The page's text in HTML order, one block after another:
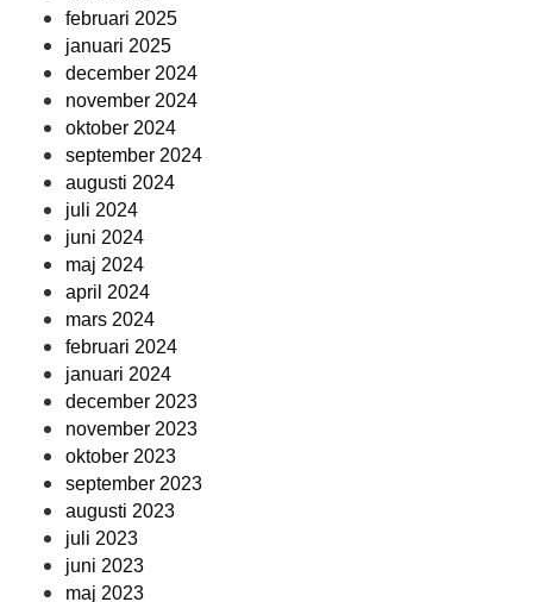
februari 2025
januari 2025
december 2024
november 2024
oktober 2024
september 2024
augusti 2024
juli 2024
juni 2024
maj 2024
april 2024
mars 2024
februari 2024
januari 2024
december 2023
november 2023
oktober 2023
september 2023
augusti 2023
juli 2023
juni 2023
maj 2023